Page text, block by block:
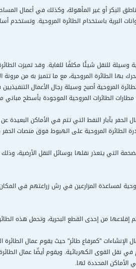
البكر أو غير المأهولة، وكذلك في أعمال
البرية باستخدام الطائرة المروحية.
وسيلة للنقل شيئًا مكلفًا للغاية. وقد تميزت
بها الطائرة المروحية، مع ما تتميز به من
المروحية أصبح وسيلة رجال الأعمال
الطائرات المروحية الموجودة بأسطح مباني
الحفر بآبار النفط التي تتم في الأماكن
المروحية على الهبوط فوق منصات الحفر
التي يتعذر نقلها بوسائل النقل الأرضية،
لمساعدة المزارعين في رش زراعتهم في
من إحدى القطع البحرية، وتحمل هذه
"كمرفاع طائر" حيث يقوم عمال الطائرة
نقل القوى الكهربائية. ويقوم أيضًا عمال
الأماكن المحددة لها.